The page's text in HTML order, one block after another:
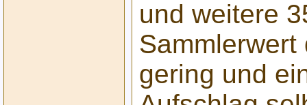
und weitere
gering und